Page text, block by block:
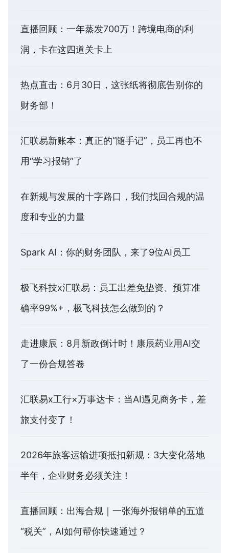
直播回顾：一年蒸发700万！跨境电商的利
润，卡在这四道关卡上
热点直击：6月30日，这张纸将彻底告别你的
财务部！
汇联易新账本：真正的“随手记”，员工再也不
用“学习报销”了
在新规与发展的十字路口，我们找回合规的温
度和专业的力量
Spark AI：你的财务团队，来了9位AI员工
极飞科技x汇联易：员工出差免垫资、预算准
确率99%+，极飞科技怎么做到的？
走进康辰：8月新政倒计时！康辰药业用AI交
了一份合规答卷
汇联易x工行×万事达卡：当AI遇见商务卡，差
旅支付变了！
2026年旅客运输进项抵扣新规：3大变化落地
半年，企业财务必须关注！
直播回顾：出海合规｜一张海外报销单的五道
“税关”，AI如何帮你快速通过？